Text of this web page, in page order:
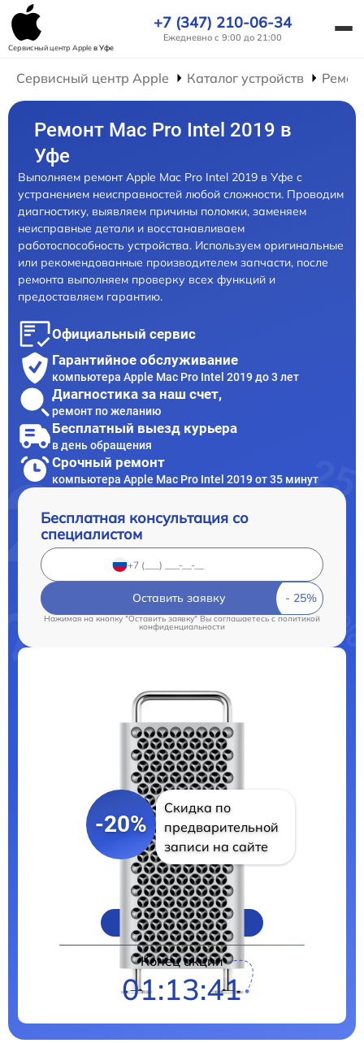
Сервисный центр Appleв Уфе
+7 (347) 210-06-34
Ежедневно с 9:00 до 21:00
Сервисный центр Apple Каталог устройств
Ремонт Mac Pro Intel 2019 в
Уфе
Выполняем ремонт Apple Mac Pro Intel 2019 в Уфе с
устранением неисправностей любой сложности. Проводим
диагностику, выявляем причины поломки, заменяем
неисправные детали и восстанавливаем
работоспособность устройства. Используем оригинальные
или рекомендованные производителем запчасти, после
ремонта выполняем проверку всех функций и
предоставляем гарантию.
Официальный сервис
Гарантийное обслуживание
компьютера Apple Mac Pro Intel 2019 до 3 лет
Диагностика за наш счет,
ремонт по желанию
Бесплатный выезд курьера
в день обращения
Срочный ремонт
компьютера Apple Mac Pro Intel 2019 от 35 минут
Бесплатная консультация со
специалистом
Оставить заявку
Нажимая на кнопку "Оставить заявку" Вы соглашаетесь cполитикой
конфиденциальности
-20%
Скидка по
предварительной
записи на сайте
Цены на ремонт
Конец акции
01:13:40